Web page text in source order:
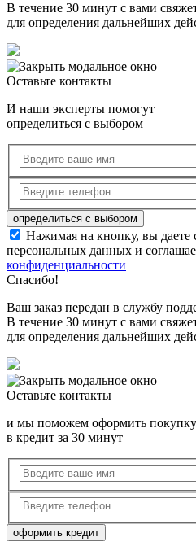
В течение 30 минут с вами
для определения дальнейших
Оставьте контакты
И наши эксперты помогут
определиться с выбором
Нажимая на кнопку, вы даете
персональных данных и
конфиденциальности
Спасибо!
Ваш заказ передан в службу
В течение 30 минут с вами
для определения дальнейших
Оставьте контакты
и мы поможем оформить покупку
в кредит за 30 минут